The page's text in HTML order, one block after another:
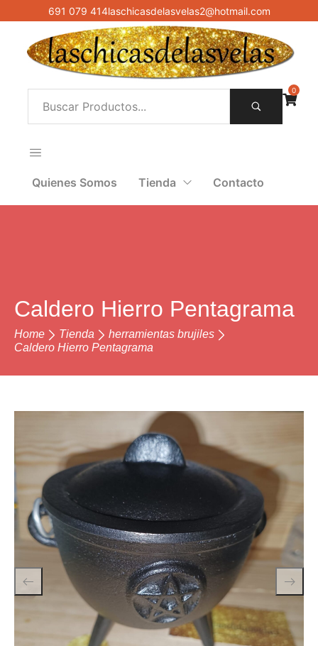
691 079 414laschicasdelasvelas2@hotmail.com
Quienes Somos Tienda Contacto
0
Caldero Hierro Pentagrama
Home Tienda
herramientas brujiles
Caldero Hierro Pentagrama